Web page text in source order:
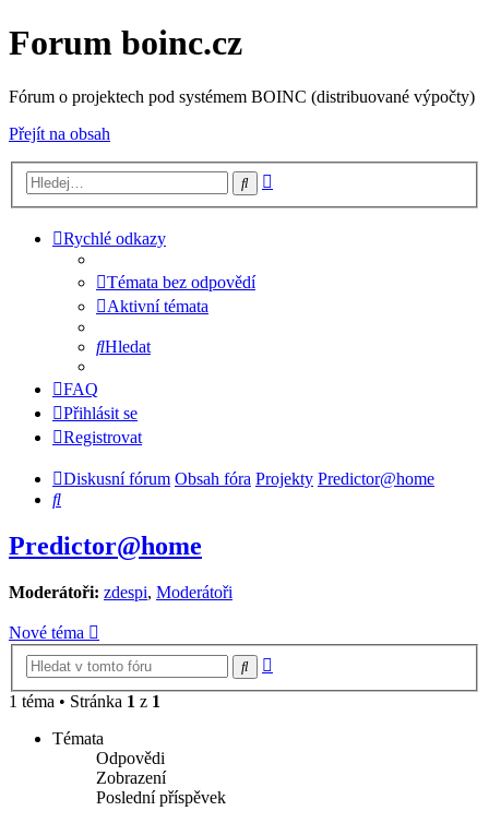
Forum boinc.cz
Fórum o projektech pod systémem BOINC (distribuované výpočty)
Přejít na obsah
Hledat
Rychlé odkazy
Témata bez odpovědí
Aktivní témata
Hledat
FAQ
Přihlásit se
Registrovat
Diskusní fórum Obsah fóra Projekty Predictor@home
Hledat
Predictor@home
Moderátoři: zdespi, Moderátoři
Nové téma
Hledat
1 téma • Stránka 1 z 1
Témata
Odpovědi
Zobrazení
Poslední příspěvek